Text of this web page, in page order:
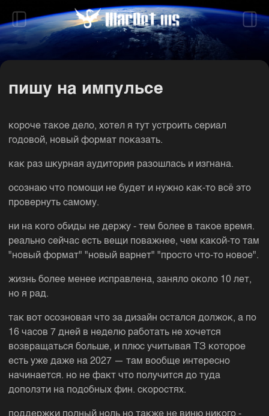
пишу на импульсе
короче такое дело, хотел я тут устроить сериал
годовой, новый формат показать.
как раз шкурная аудитория разошлась и изгнана.
осознаю что помощи не будет и нужно как-то всё это
провернуть самому.
ни на кого обиды не держу - тем более в такое время.
реально сейчас есть вещи поважнее, чем какой-то там
"новый формат" "новый варнет" "просто что-то новое".
жизнь более менее исправлена, заняло около 10 лет,
но я рад.
так вот осозновая что за дизайн остался должок, а по
16 часов 7 дней в неделю работать не хочется
возвращаться больше, и плюс учитывая ТЗ которое
есть уже даже на 2027 — там вообще интересно
начинается. но не факт что получится до туда
доползти на подобных фин. скоростях.